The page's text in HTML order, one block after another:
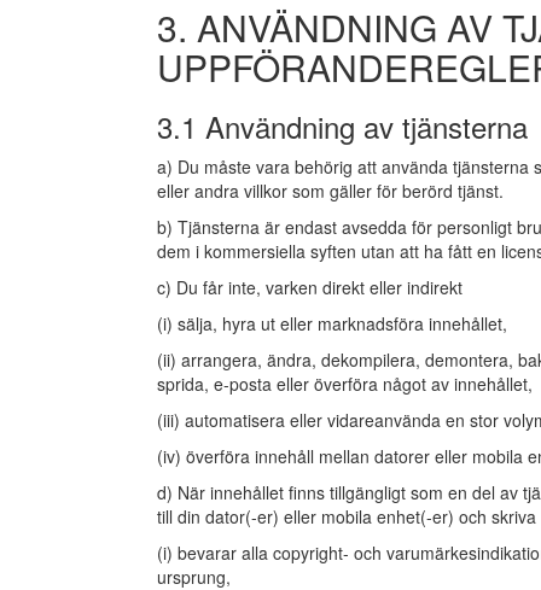
3. ANVÄNDNING AV
3.1 Användning av tjänsterna
a) Du måste vara behörig att använda
eller andra villkor som gäller för berörd tjänst.
b) Tjänsterna är endast avsedda för personligt
dem i kommersiella syften utan att ha fått en
c) Du får inte, varken direkt eller indirekt
(i) sälja, hyra ut eller marknadsföra innehållet,
(ii) arrangera, ändra, dekompilera, demontera,
sprida, e-posta eller överföra något av innehållet,
(iii) automatisera eller vidareanvända en stor
(iv) överföra innehåll mellan datorer eller mobila
d) När innehållet finns tillgängligt som en del av
till din dator(-er) eller mobila enhet(-er) och
(i) bevarar alla copyright- och
ursprung,